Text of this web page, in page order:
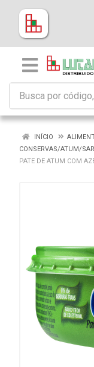
INÍCIO
CONSERVAS/ATUM/
PATE DE ATUM COM